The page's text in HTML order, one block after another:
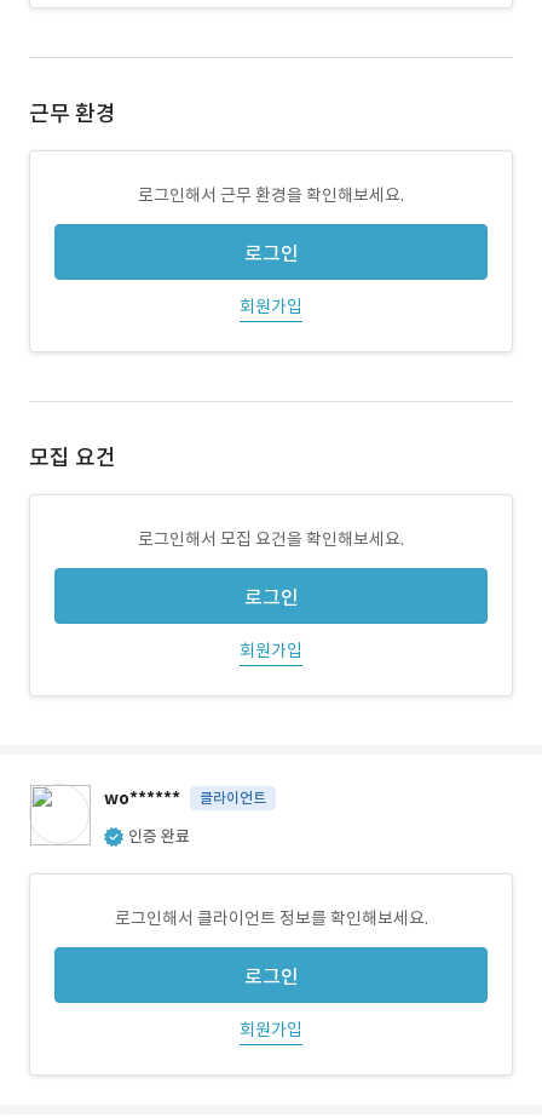
근무 환경
로그인해서 근무 환경을 확인해보세요.
로그인
회원가입
모집 요건
로그인해서 모집 요건을 확인해보세요.
로그인
회원가입
wo****** 클라이언트
인증 완료
로그인해서 클라이언트 정보를 확인해보세요.
로그인
회원가입